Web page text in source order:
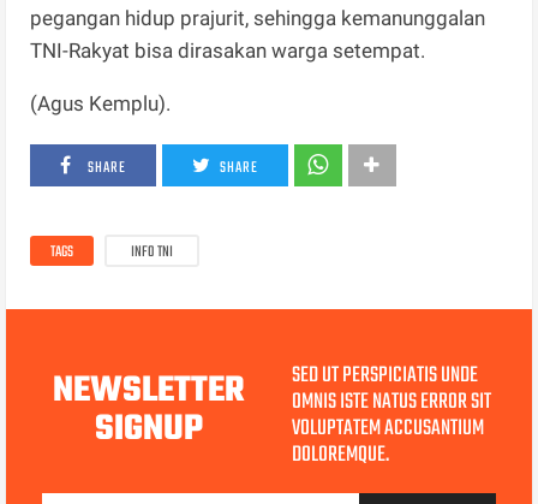
pegangan hidup prajurit, sehingga kemanunggalan
TNI-Rakyat bisa dirasakan warga setempat.
(Agus Kemplu).
SHARE SHARE
TAGS INFO TNI
NEWSLETTER
SIGNUP
SED UT PERSPICIATIS UNDE
OMNIS ISTE NATUS ERROR SIT
VOLUPTATEM ACCUSANTIUM
DOLOREMQUE.